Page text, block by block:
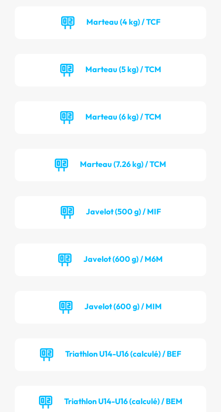
Marteau (4 kg) / TCF
Marteau (5 kg) / TCM
Marteau (6 kg) / TCM
Marteau (7.26 kg) / TCM
Javelot (500 g) / MIF
Javelot (600 g) / M6M
Javelot (600 g) / MIM
Triathlon U14-U16 (calculé) / BEF
Triathlon U14-U16 (calculé) / BEM